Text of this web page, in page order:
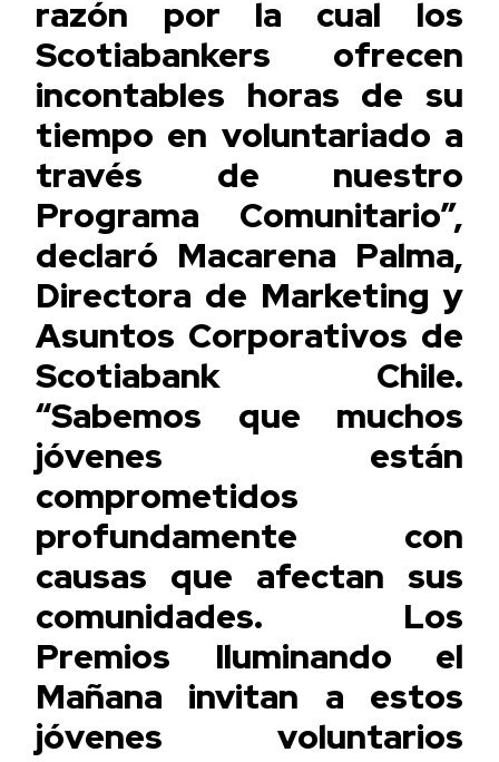
razón por la cual los
Scotiabankers ofrecen
incontables horas de su
tiempo en voluntariado a
través de nuestro
Programa Comunitario”,
declaró Macarena Palma,
Directora de Marketing y
Asuntos Corporativos de
Scotiabank Chile.
“Sabemos que muchos
jóvenes están
comprometidos
profundamente con
causas que afectan sus
comunidades. Los
Premios Iluminando el
Mañana invitan a estos
jóvenes voluntarios